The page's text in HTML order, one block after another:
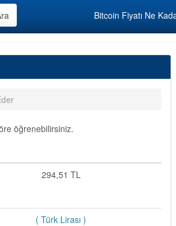
Bitcoin Fiyatı Ne
öğrenebilirsiniz.
294,51 TL
( Türk Lirası )